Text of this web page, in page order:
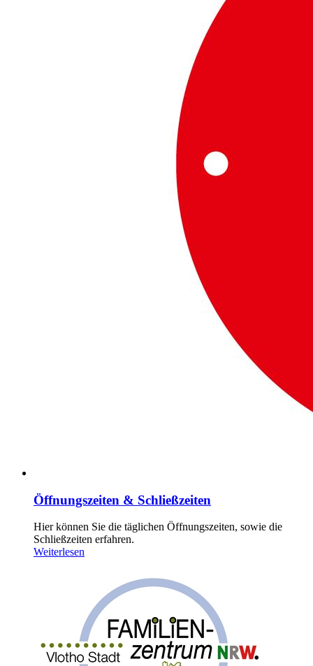
Öffnungszeiten & Schließzeiten
Hier können Sie die täglichen Öffnungszeiten, sowie die
Schließzeiten erfahren.
Weiterlesen